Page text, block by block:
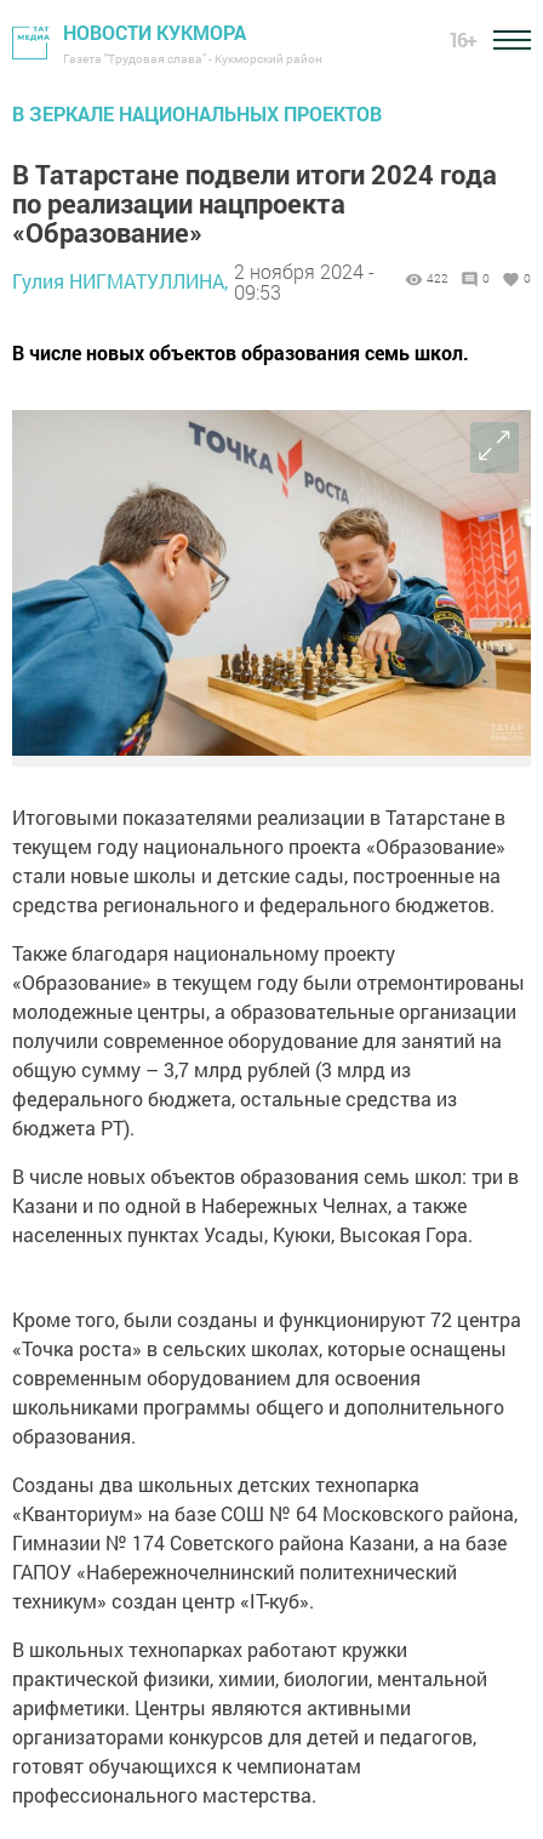
НОВОСТИ КУКМОРА
Газета "Трудовая слава" - Кукморский район
16+
В ЗЕРКАЛЕ НАЦИОНАЛЬНЫХ ПРОЕКТОВ
В Татарстане подвели итоги 2024 года
по реализации нацпроекта
«Образование»
Гулия НИГМАТУЛЛИНА, 2 ноября 2024 -
09:53
422 0 0
В числе новых объектов образования семь школ.
Итоговыми показателями реализации в Татарстане в
текущем году национального проекта «Образование»
стали новые школы и детские сады, построенные на
средства регионального и федерального бюджетов.
Также благодаря национальному проекту
«Образование» в текущем году были отремонтированы
молодежные центры, а образовательные организации
получили современное оборудование для занятий на
общую сумму – 3,7 млрд рублей (3 млрд из
федерального бюджета, остальные средства из
бюджета РТ).
В числе новых объектов образования семь школ: три в
Казани и по одной в Набережных Челнах, а также
населенных пунктах Усады, Куюки, Высокая Гора.
Кроме того, были созданы и функционируют 72 центра
«Точка роста» в сельских школах, которые оснащены
современным оборудованием для освоения
школьниками программы общего и дополнительного
образования.
Созданы два школьных детских технопарка
«Кванториум» на базе СОШ № 64 Московского района,
Гимназии № 174 Советского района Казани, а на базе
ГАПОУ «Набережночелнинский политехнический
техникум» создан центр «IT-куб».
В школьных технопарках работают кружки
практической физики, химии, биологии, ментальной
арифметики. Центры являются активными
организаторами конкурсов для детей и педагогов,
готовят обучающихся к чемпионатам
профессионального мастерства.